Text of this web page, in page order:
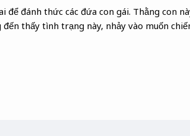
để đánh thức các đứa con gái. Thằng con
thấy tình trạng này, nhảy vào muốn